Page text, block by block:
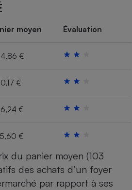
moyen Évaluation
€
€
€
€
du panier moyen (103
des achats d’un foyer
par rapport à ses
Cafetière à expressos
Robot ménager